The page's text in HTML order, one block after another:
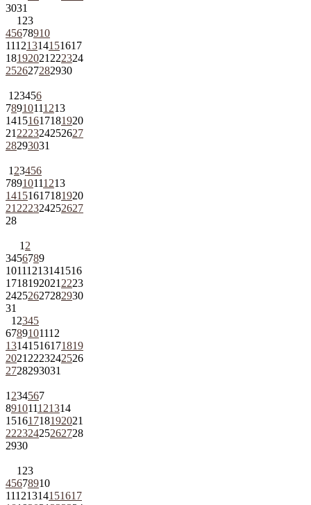
3031
1 23
45678910
11121314151617
18192021 222324
252627282930
1 23456
78910111213
14151617181920
21 222324252627
28293031
1 23456
78910111213
14151617181920
21 222324252627
28
1 2
3456789
10111213141516
1718192021 2223
24252627282930
31
1 2345
6789101112
13141516171819
2021 2223242526
2728293031
1 234567
891011121314
15161718192021
22232425262728
2930
1 23
45678910
11121314151617